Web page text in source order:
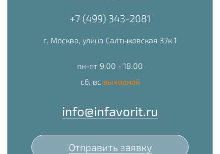
+7 (499) 343-2081
г. Москва, улица Салтыковская 37к 1
пн-пт 9:00 - 18:00
сб, вс выходной
info@infavorit.ru
Отправить заявку